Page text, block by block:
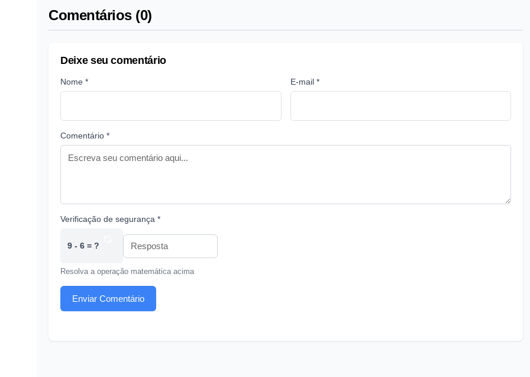
Comentários (0)
Deixe seu comentário
Nome * E-mail *
Comentário *
Verificação de segurança *
9 - 6 = ?
Resolva a operação matemática acima
Enviar Comentário